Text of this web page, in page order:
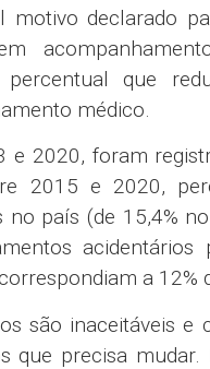
motivo declarado
percentual que
médico.
e 2020, foram
2015 e 2020,
no país (de 15,4%
a 12%
são inaceitáveis
que precisa